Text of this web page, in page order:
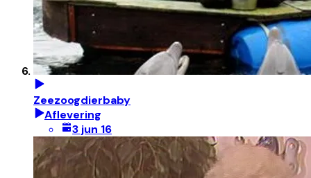
Zeezoogdierbaby
Aflevering
3 jun 16